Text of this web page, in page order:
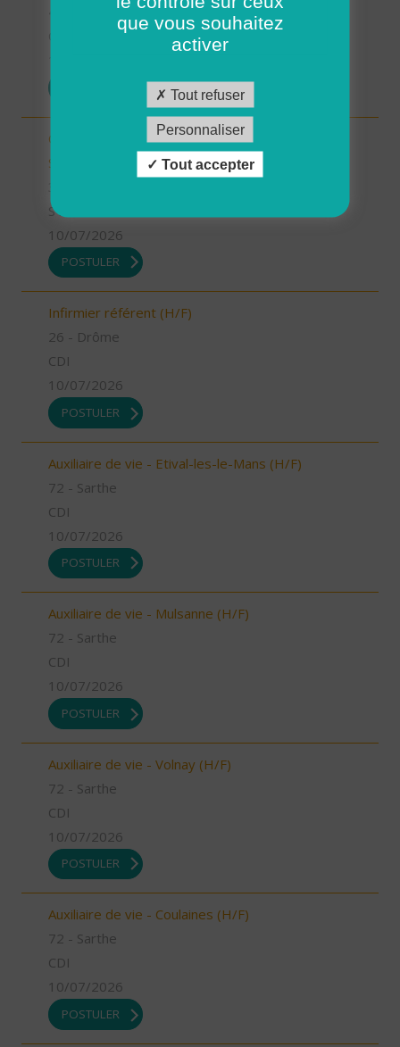
41 - Loir-et-Cher
Chargé.e de mission Qualité et développement -
Stage (H/F)
STAGE
10/07/2026
POSTULER
Infirmier référent (H/F)
26 - Drôme
CDI
10/07/2026
POSTULER
Auxiliaire de vie - Etival-les-le-Mans (H/F)
72 - Sarthe
CDI
10/07/2026
POSTULER
Auxiliaire de vie - Mulsanne (H/F)
72 - Sarthe
CDI
10/07/2026
POSTULER
Auxiliaire de vie - Volnay (H/F)
72 - Sarthe
CDI
10/07/2026
POSTULER
Auxiliaire de vie - Coulaines (H/F)
72 - Sarthe
CDI
10/07/2026
POSTULER
que vous souhaitez
activer
Tout refuser
Personnaliser
Tout accepter